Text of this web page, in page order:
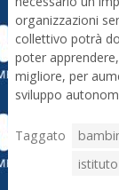
organizzazioni
collettivo potrà
poter
migliore, per
sviluppo
Taggato